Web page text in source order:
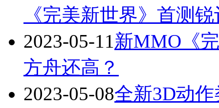
《完美新世界》首测
2023-05-11新MMO《
方舟还高？
2023-05-08全新3D动